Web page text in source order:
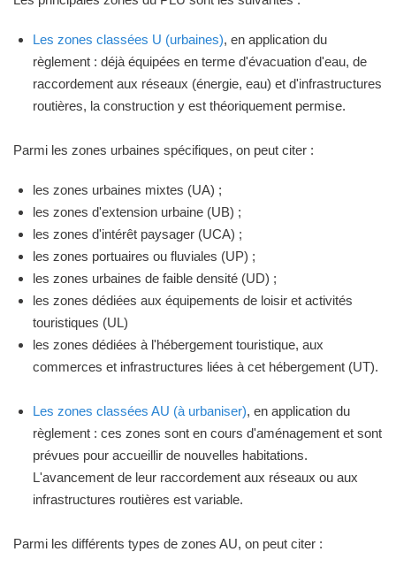
Les zones classées U (urbaines), en application du
règlement : déjà équipées en terme d'évacuation d'eau, de
raccordement aux réseaux (énergie, eau) et d'infrastructures
routières, la construction y est théoriquement permise.
Parmi les zones urbaines spécifiques, on peut citer :
les zones urbaines mixtes (UA) ;
les zones d'extension urbaine (UB) ;
les zones d'intérêt paysager (UCA) ;
les zones portuaires ou fluviales (UP) ;
les zones urbaines de faible densité (UD) ;
les zones dédiées aux équipements de loisir et activités
touristiques (UL)
les zones dédiées à l'hébergement touristique, aux
commerces et infrastructures liées à cet hébergement (UT).
Les zones classées AU (à urbaniser), en application du
règlement : ces zones sont en cours d'aménagement et sont
prévues pour accueillir de nouvelles habitations.
L'avancement de leur raccordement aux réseaux ou aux
infrastructures routières est variable.
Parmi les différents types de zones AU, on peut citer :